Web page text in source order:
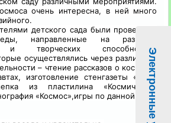
очень интересна, в ней много
детского сада были проведены
направленные на развитие
и творческих способностей
осуществлялись через различные
– чтение рассказов о космосе,
изготовление стенгазеты «День
из пластилина «Космическая
«Космос»,игры по данной теме